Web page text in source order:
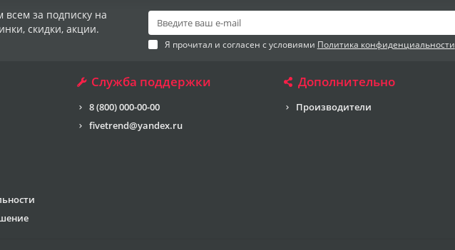
всем за подписку на
скидки, акции.
Я прочитал и согласен с условиями Политика конфиденциальности
Служба поддержки
8 (800) 000-00-00
fivetrend@yandex.ru
Дополнительно
Производители